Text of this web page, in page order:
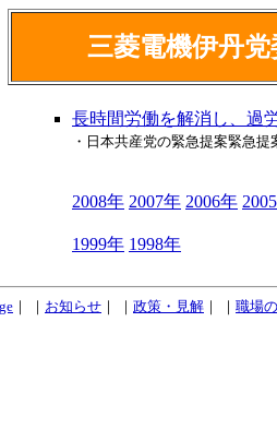
三菱電機伊丹
長時間労働を解消し、過
・日本共産党の緊急提案緊急提
2008年 2007年 2006年
1999年 1998年
｜ ｜ お知らせ ｜ ｜ 政策・見解 ｜ ｜ 職場